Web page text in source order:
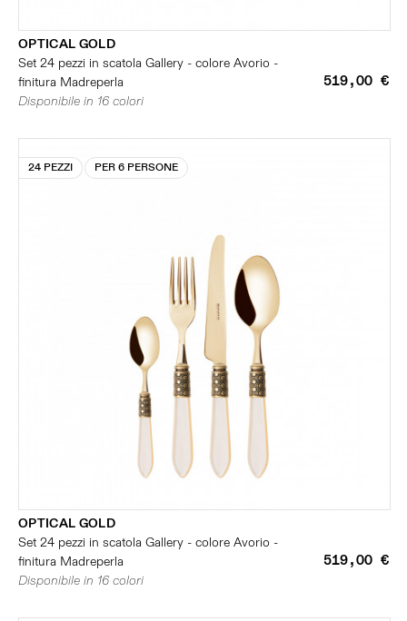
OPTICAL GOLD
Set 24 pezzi in scatola Gallery - colore Avorio -
finitura Madreperla
519,00 €
Disponibile in 16 colori
24 PEZZI PER 6 PERSONE
OPTICAL GOLD
Set 24 pezzi in scatola Gallery - colore Avorio -
finitura Madreperla
519,00 €
Disponibile in 16 colori